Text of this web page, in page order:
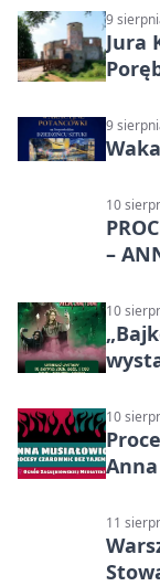
9
Jura
9
10
–
10
10
11